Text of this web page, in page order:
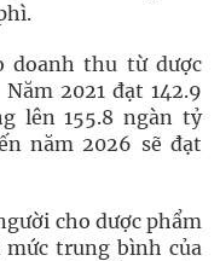
doanh thu từ dược
2021 đạt 142.9
lên 155.8 ngàn tỷ
năm 2026 sẽ đạt
cho dược phẩm
trung bình của